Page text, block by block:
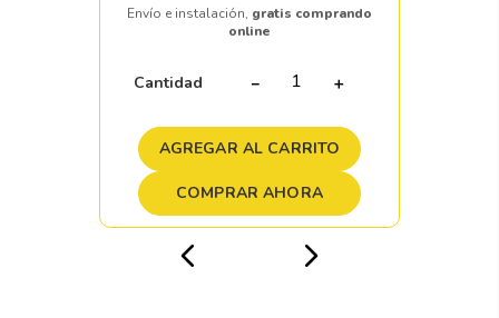
Envío e instalación, gratis comprando
online
Cantidad ＋
－
AGREGAR AL CARRITO
COMPRAR AHORA